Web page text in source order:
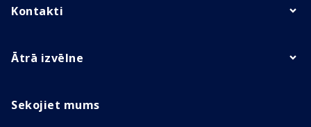
Kontakti
Ātrā izvēlne
Sekojiet mums